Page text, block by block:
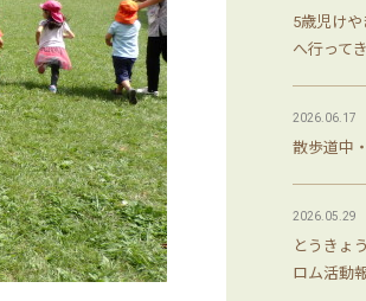
5歳児けや
へ行って
散歩道中
2026.06.17
とうきょ
ロム活動
2026.05.29